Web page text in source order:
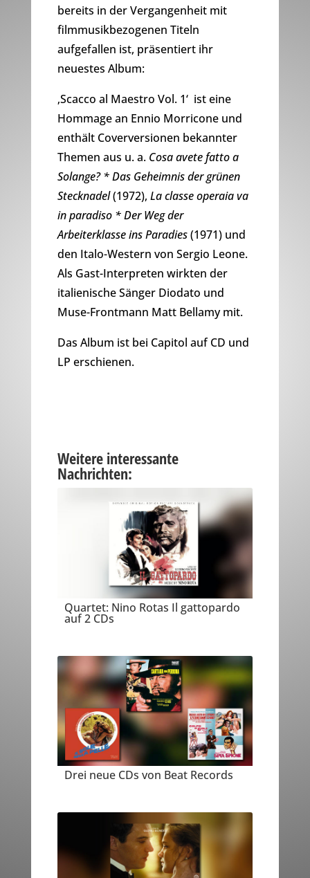
bereits in der Vergangenheit mit
filmmusikbezogenen Titeln
aufgefallen ist, präsentiert ihr
neuestes Album:
‚Scacco al Maestro Vol. 1‘ ist eine
Hommage an Ennio Morricone und
enthält Coverversionen bekannter
Themen aus u. a. Cosa avete fatto a
Solange? * Das Geheimnis der grünen
Stecknadel(1972), La classe operaia va
in paradiso * Der Weg der
Arbeiterklasse ins Paradies(1971) und
den Italo-Western von Sergio Leone.
Als Gast-Interpreten wirkten der
italienische Sänger Diodato und
Muse-Frontmann Matt Bellamy mit.
Das Album ist bei Capitol auf CD und
LP erschienen.
Weitere interessante
Nachrichten:
Quartet: Nino Rotas Il gattopardo
auf 2 CDs
Drei neue CDs von Beat Records